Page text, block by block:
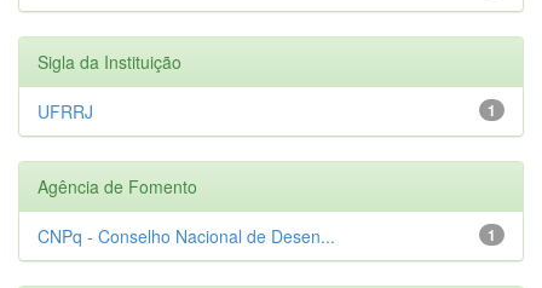
Sigla da Instituição
1
UFRRJ
Agência de Fomento
1
CNPq - Conselho Nacional de Desen...